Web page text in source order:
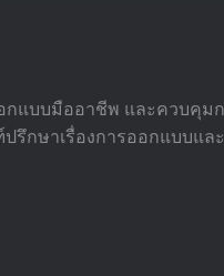
บบมืออาชีพ และควบคุม
เรื่องการออกแบบและกา